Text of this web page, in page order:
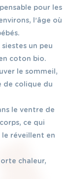
pour les
l’âge où
un peu
coton bio.
le sommeil,
de colique du
le ventre de
ce qui
réveillent en
chaleur,